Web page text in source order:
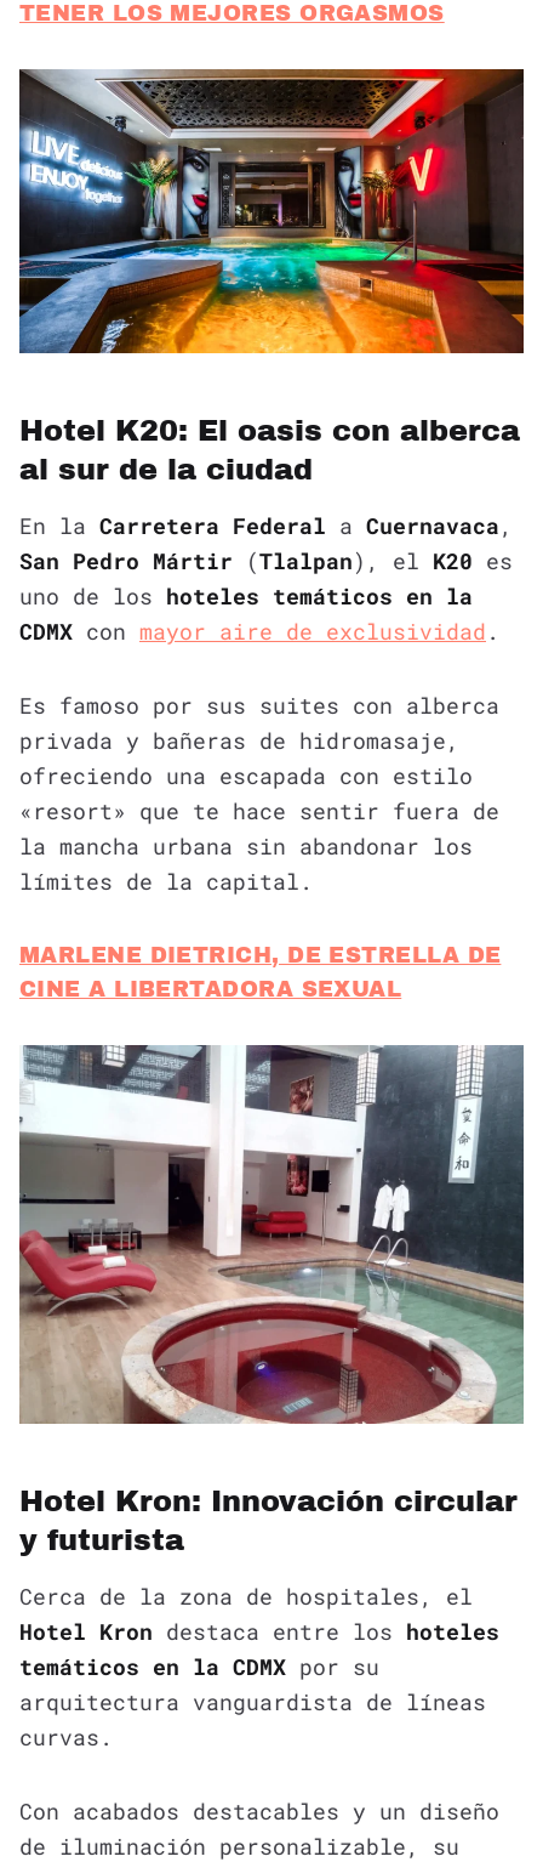
TENER LOS MEJORES ORGASMOS
Hotel K20: El oasis con alberca
al sur de la ciudad
En la Carretera Federal a Cuernavaca ,
San Pedro Mártir (Tlalpan), el K20 es
uno de los hoteles temáticos en la
CDMX con mayor aire de exclusividad .
Es famoso por sus suites con alberca
privada y bañeras de hidromasaje,
ofreciendo una escapada con estilo
«resort» que te hace sentir fuera de
la mancha urbana sin abandonar los
límites de la capital.
MARLENE DIETRICH, DE ESTRELLA DE
CINE A LIBERTADORA SEXUAL
Hotel Kron: Innovación circular
y futurista
Cerca de la zona de hospitales, el
Hotel Kron destaca entre los hoteles
temáticos en la CDMX por su
arquitectura vanguardista de líneas
curvas.
Con acabados destacables y un diseño
de iluminación personalizable, su